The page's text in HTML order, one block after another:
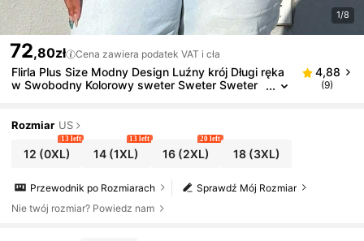
1/8
72,80zł Cena zawiera podatek VAT i cła
Flirla Plus Size Modny Design Luźny krój Długi ręka
w Swobodny Kolorowy sweter Sweter Sweter
4,88
(9)
Rozmiar US
12 (0XL)
13 left
14 (1XL)
13 left
16(2XL)
20 left
18(3XL)
Sprawdź Mój Rozmiar
Przewodnik po Rozmiarach
Nie twój rozmiar? Powiedz nam